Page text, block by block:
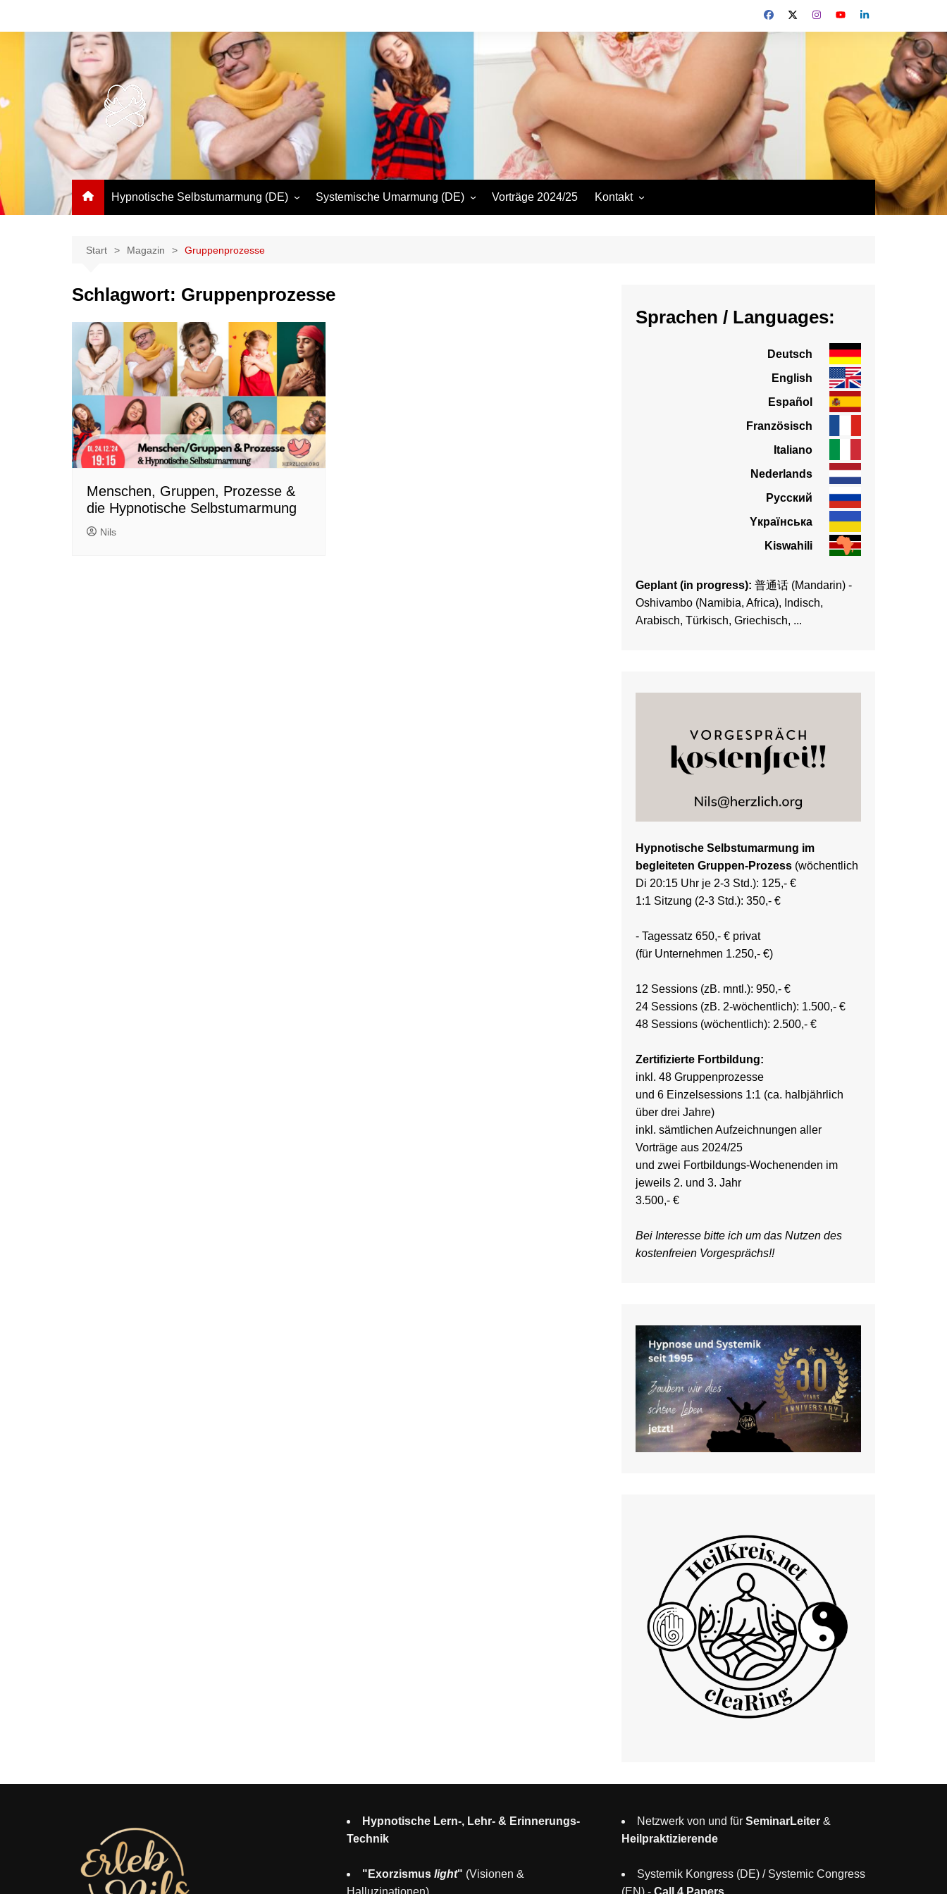
Hypnotische Selbstumarmung (DE)
Abrazo hipnótico propio
(FR)
Autoabbraccio ipnotico (IT)
Geboorte van een Ster –
Hypnotische zelfomarming
(NL)
Рождение звезды (RUS)
Гіпнотичне самообійма
(UKR)
Kuzaliwa kwa Nyota
(Swahili)
Systemische Umarmung (DE) Vorträge 2024/25 Kontakt
Start Magazin Gruppenprozesse
Schlagwort: Gruppenprozesse
Menschen, Gruppen, Prozesse &
die Hypnotische Selbstumarmung
Nils
Sprachen / Languages:
Deutsch
English
Español
Französisch
Italiano
Nederlands
Pусский
Yкраїнська
Kiswahili
Geplant (in progress): 普通话 (Mandarin) -
Oshivambo (Namibia, Africa), Indisch,
Arabisch, Türkisch, Griechisch, ...
Hypnotische Selbstumarmung im
begleiteten Gruppen-Prozess (wöchentlich
Di 20:15 Uhr je 2-3 Std.): 125,- €
1:1 Sitzung (2-3 Std.): 350,- €
- Tagessatz 650,- € privat
(für Unternehmen 1.250,- €)
12 Sessions (zB. mntl.): 950,- €
24 Sessions (zB. 2-wöchentlich): 1.500,- €
48 Sessions (wöchentlich): 2.500,- €
Zertifizierte Fortbildung:
inkl. 48 Gruppenprozesse
und 6 Einzelsessions 1:1 (ca. halbjährlich
über drei Jahre)
inkl. sämtlichen Aufzeichnungen aller
Vorträge aus 2024/25
und zwei Fortbildungs-Wochenenden im
jeweils 2. und 3. Jahr
3.500,- €
Bei Interesse bitte ich um das Nutzen des
kostenfreien Vorgesprächs!!
Hypnotische Lern-, Lehr- & Erinnerungs-
Technik
"Exorzismus light" (Visionen &
Netzwerk von und für SeminarLeiter &
Heilpraktizierende
Systemik Kongress (DE) / Systemic Congress